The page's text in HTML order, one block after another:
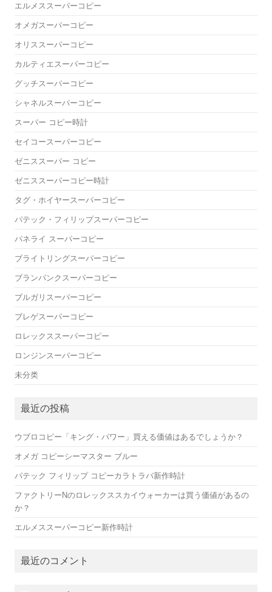
エルメススーパーコピー
オメガスーパーコピー
オリススーパーコピー
カルティエスーパーコピー
グッチスーパーコピー
シャネルスーパーコピー
スーパー コピー時計
セイコースーパーコピー
ゼニススーパー コピー
ゼニススーパーコピー時計
タグ・ホイヤースーパーコピー
パテック・フィリップスーパーコピー
パネライ スーパーコピー
ブライトリングスーパーコピー
ブランパンクスーパーコピー
ブルガリスーパーコピー
ブレゲスーパーコピー
ロレックススーパーコピー
ロンジンスーパーコピー
未分类
最近の投稿
ウブロコピー「キング・パワー」買える価値はあるでしょうか？
オメガ コピーシーマスター ブルー
パテック フィリップ コピーカラトラバ新作時計
ファクトリーNのロレックススカイウォーカーは買う価値があるの
か？
エルメススーパーコピー新作時計
最近のコメント